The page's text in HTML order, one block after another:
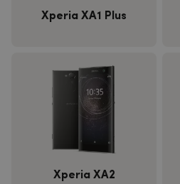
Xperia XA1 Plus
Xperia XA2